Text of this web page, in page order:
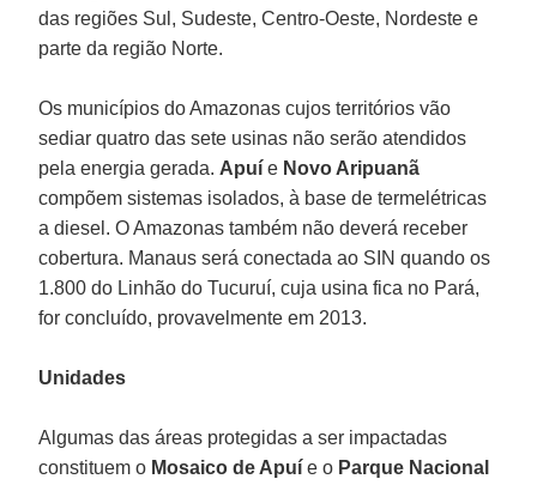
das regiões Sul, Sudeste, Centro-Oeste, Nordeste e
parte da região Norte.
Os municípios do Amazonas cujos territórios vão
sediar quatro das sete usinas não serão atendidos
pela energia gerada. Apuíe Novo Aripuanã
compõem sistemas isolados, à base de termelétricas
a diesel. O Amazonas também não deverá receber
cobertura. Manaus será conectada ao SIN quando os
1.800 do Linhão do Tucuruí, cuja usina fica no Pará,
for concluído, provavelmente em 2013.
Unidades
Algumas das áreas protegidas a ser impactadas
constituem o Mosaico de Apuí e o Parque Nacional